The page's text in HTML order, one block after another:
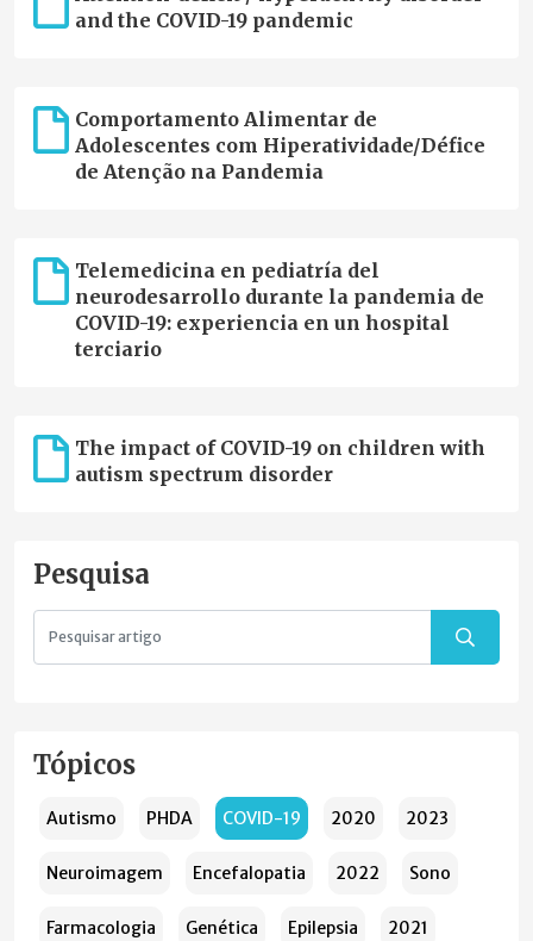
and the COVID-19 pandemic
Comportamento Alimentar de
Adolescentes com Hiperatividade/Défice
de Atenção na Pandemia
Telemedicina en pediatría del
neurodesarrollo durante la pandemia de
COVID-19: experiencia en un hospital
terciario
The impact of COVID-19 on children with
autism spectrum disorder
Pesquisa
Tópicos
Autismo PHDA COVID-19 2020 2023
Neuroimagem Encefalopatia 2022 Sono
Farmacologia Genética Epilepsia 2021